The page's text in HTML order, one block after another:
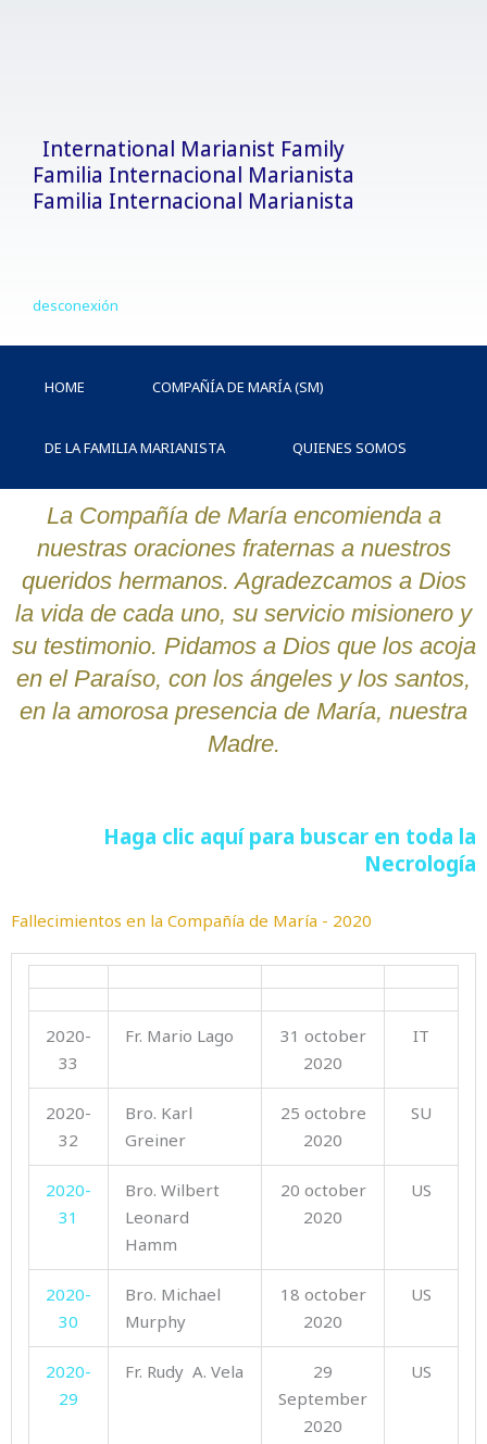
International Marianist Family
Familia Internacional Marianista
Familia Internacional Marianista
desconexión
HOME COMPAÑÍA DE MARÍA (SM)
DE LA FAMILIA MARIANISTA QUIENES SOMOS
La Compañía de María encomienda a
nuestras oraciones fraternas a nuestros
queridos hermanos. Agradezcamos a Dios
la vida de cada uno, su servicio misionero y
su testimonio. Pidamos a Dios que los acoja
en el Paraíso, con los ángeles y los santos,
en la amorosa presencia de María, nuestra
Madre.
Haga clic aquí para buscar en toda la
Necrología
Fallecimientos en la Compañía de María - 2020
2020-
33
Fr. Mario Lago
31 october
2020
IT
2020-
32
Bro. Karl
Greiner
25 octobre
2020
SU
2020-
31
Bro. Wilbert
Leonard
Hamm
20 october
2020
US
2020-
30
Bro. Michael
Murphy
18 october
2020
US
2020-
29
Fr. Rudy A. Vela
29
September
2020
US